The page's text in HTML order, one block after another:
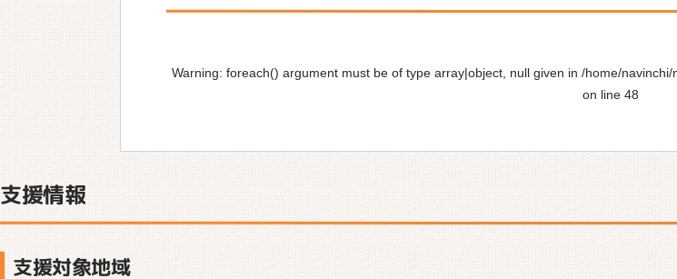
Warning: foreach() argument must be of type array|object, null given in /home/navinchi/
on line 48
支援情報
支援対象地域